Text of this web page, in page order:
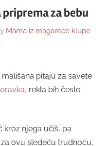
za bebu
Mama iz magarece klupe
pitaju za savete
rekla bih često
kroz njega učiš, pa
ovu sledeću trudnoću,